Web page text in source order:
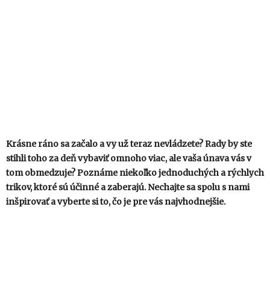
Krásne ráno sa začalo a vy už teraz nevládzete? Rady by ste
stihli toho za deň vybaviť omnoho viac, ale vaša únava vás v
tom obmedzuje? Poznáme niekoľko jednoduchých a rýchlych
trikov, ktoré sú účinné a zaberajú. Nechajte sa spolu s nami
inšpirovať a vyberte si to, čo je pre vás najvhodnejšie.